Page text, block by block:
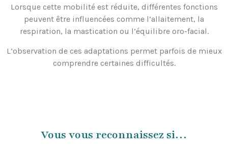
Lorsque cette mobilité est réduite, différentes fonctions
peuvent être influencées comme l’allaitement, la
respiration, la mastication ou l’équilibre oro-facial.
L’observation de ces adaptations permet parfois de mieux
comprendre certaines difficultés.
Vous vous reconnaissez si…